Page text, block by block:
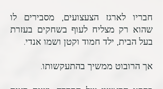
חבריו לארגז הצעצועים, מסבירים לו
שהוא רק מצליח לעוף בשחקים בעזרת
בעל הבית, ילד חמוד וקטן ושמו אנדי.
אך הרובוט ממשיך בהתעקשותו.